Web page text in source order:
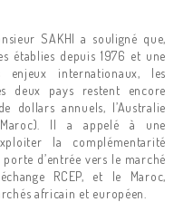
SAKHI a souligné que,
établies depuis 1976 et une
internationaux, les
deux pays restent encore
dollars annuels, l’Australie
Il a appelé à une
la complémentarité
d’entrée vers le marché
RCEP, et le Maroc,
africain et européen.